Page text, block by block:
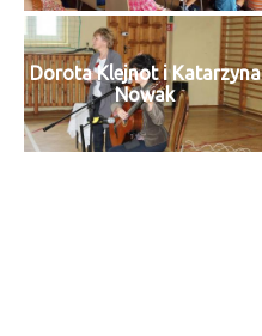
Dorota Klejnot i Katarzyna
Nowak